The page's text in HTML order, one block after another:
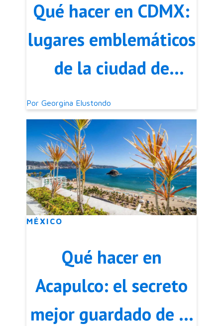
Qué hacer en CDMX:
lugares emblemáticos
de la ciudad de
México
Por Georgina Elustondo
MÉXICO
Qué hacer en
Acapulco: el secreto
mejor guardado de la